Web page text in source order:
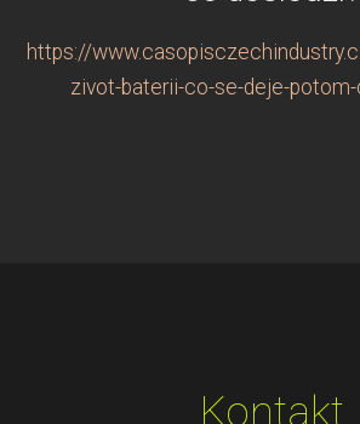
https://
zivot-baterii-co-se-deje-
Kontakt